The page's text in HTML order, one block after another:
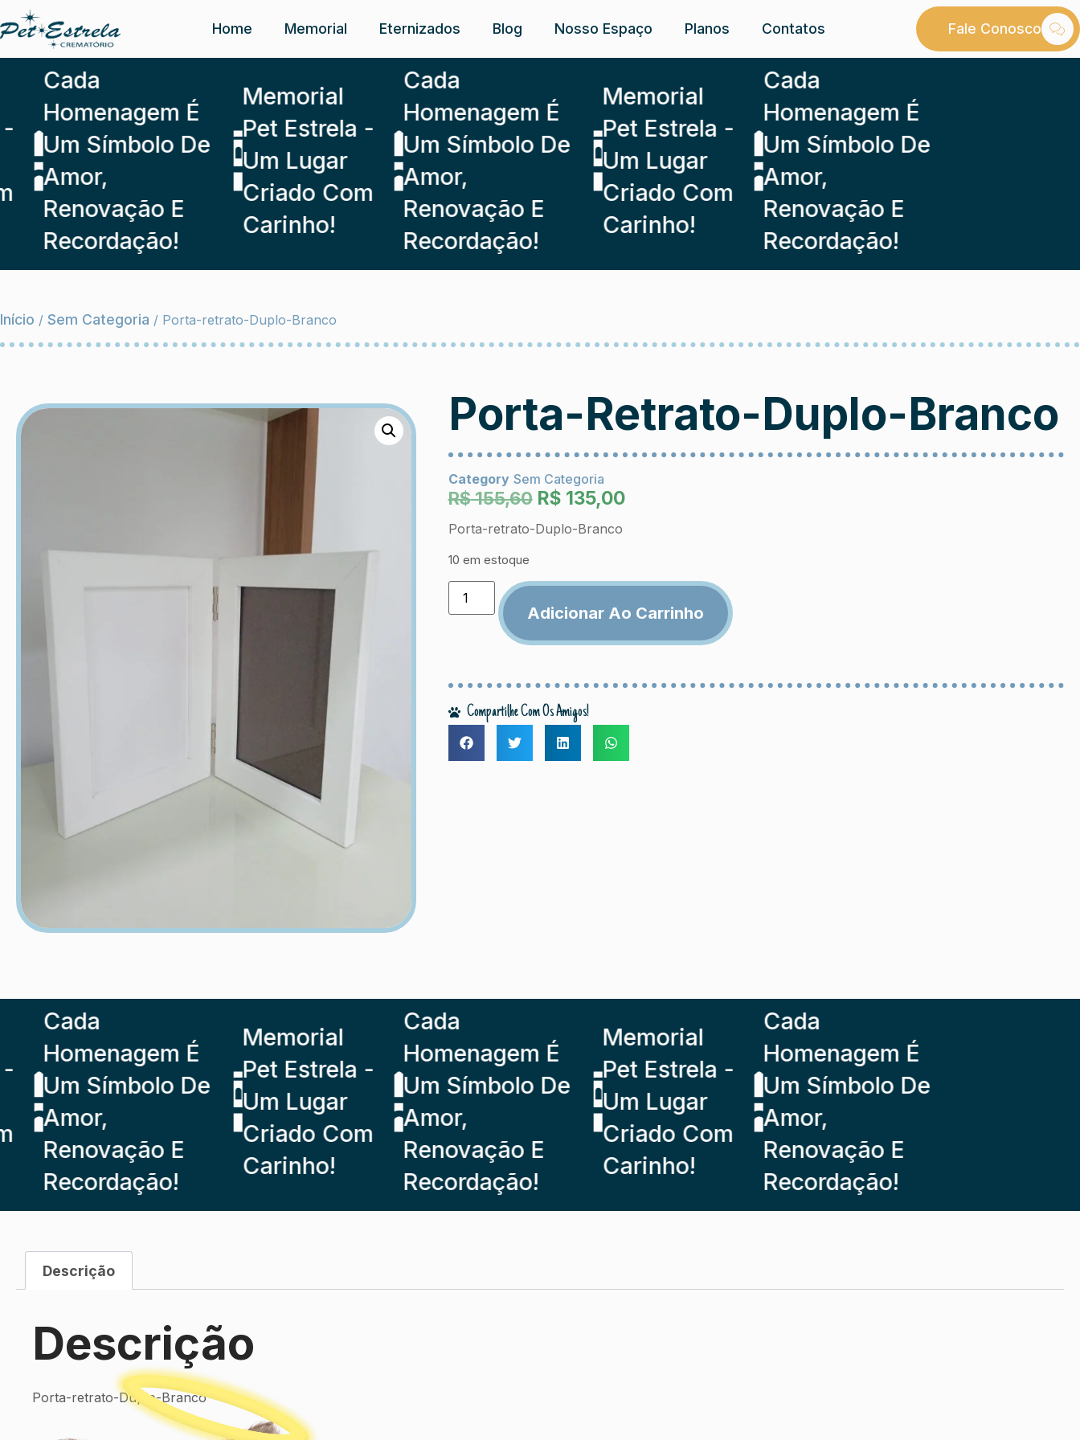
Home Memorial Eternizados Blog Nosso Espaço Planos Contatos Fale Conosco
Cada
Homenagem É
Um Símbolo De
Amor,
Renovação E
Recordação!
Memorial
Pet Estrela -
Um Lugar
Criado Com
Carinho!
Cada
Homenagem É
Um Símbolo De
Amor,
Renovação E
Recordação!
Memorial
Pet Estrela -
Um Lugar
Criado Com
Carinho!
Cada
Homenagem É
Um Símbolo De
Amor,
Renovação E
Recordação!
Início / Sem Categoria / Porta-retrato-Duplo-Branco
Porta-Retrato-Duplo-Branco
Category Sem Categoria
R$155,60 R$ 135,00
Porta-retrato-Duplo-Branco
10 em estoque
Adicionar Ao Carrinho
Compartilhe Com Os Amigos!
Cada
Homenagem É
Um Símbolo De
Amor,
Renovação E
Recordação!
Memorial
Pet Estrela -
Um Lugar
Criado Com
Carinho!
Cada
Homenagem É
Um Símbolo De
Amor,
Renovação E
Recordação!
Memorial
Pet Estrela -
Um Lugar
Criado Com
Carinho!
Cada
Homenagem É
Um Símbolo De
Amor,
Renovação E
Recordação!
Descrição
Descrição
Porta-retrato-Duplo-Branco